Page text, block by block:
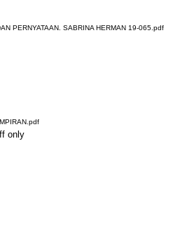
PERNYATAAN. SABRINA HERMAN 19-065.pdf
only